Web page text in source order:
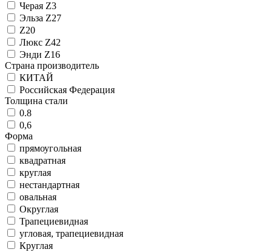
Черая Z3
Эльза Z27
Z20
Люкс Z42
Энди Z16
Страна производитель
КИТАЙ
Российская Федерация
Толщина стали
0.8
0,6
Форма
прямоугольная
квадратная
круглая
нестандартная
овальная
Округлая
Трапециевидная
угловая, трапециевидная
Круглая